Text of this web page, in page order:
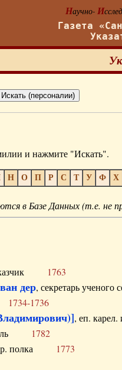
Научно- И
Газета
и нажмите "Искать".
Н О П Р С Т У Ф Х
в Базе Данных (т.е. не
1763
дер, секретарь
1734-1736
, еп.
1782
полка 1773